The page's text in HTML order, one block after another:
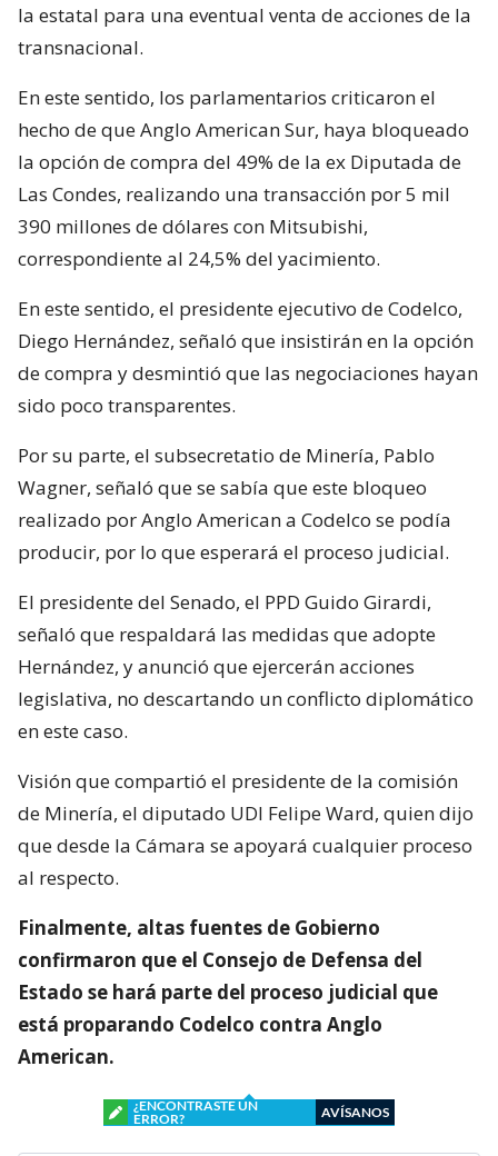
la estatal para una eventual venta de acciones de la
transnacional.
En este sentido, los parlamentarios criticaron el
hecho de que Anglo American Sur, haya bloqueado
la opción de compra del 49% de la ex Diputada de
Las Condes, realizando una transacción por 5 mil
390 millones de dólares con Mitsubishi,
correspondiente al 24,5% del yacimiento.
En este sentido, el presidente ejecutivo de Codelco,
Diego Hernández, señaló que insistirán en la opción
de compra y desmintió que las negociaciones hayan
sido poco transparentes.
Por su parte, el subsecretatio de Minería, Pablo
Wagner, señaló que se sabía que este bloqueo
realizado por Anglo American a Codelco se podía
producir, por lo que esperará el proceso judicial.
El presidente del Senado, el PPD Guido Girardi,
señaló que respaldará las medidas que adopte
Hernández, y anunció que ejercerán acciones
legislativa, no descartando un conflicto diplomático
en este caso.
Visión que compartió el presidente de la comisión
de Minería, el diputado UDI Felipe Ward, quien dijo
que desde la Cámara se apoyará cualquier proceso
al respecto.
Finalmente, altas fuentes de Gobierno
confirmaron que el Consejo de Defensa del
Estado se hará parte del proceso judicial que
está proparando Codelco contra Anglo
American.
¿ENCONTRASTE UN
ERROR?
AVÍSANOS